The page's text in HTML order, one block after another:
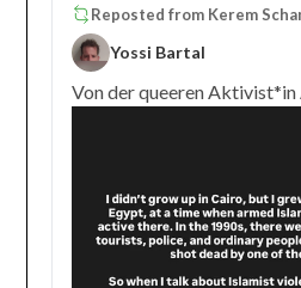
Reposted from Kerem
Yossi Bartal
Von der queeren